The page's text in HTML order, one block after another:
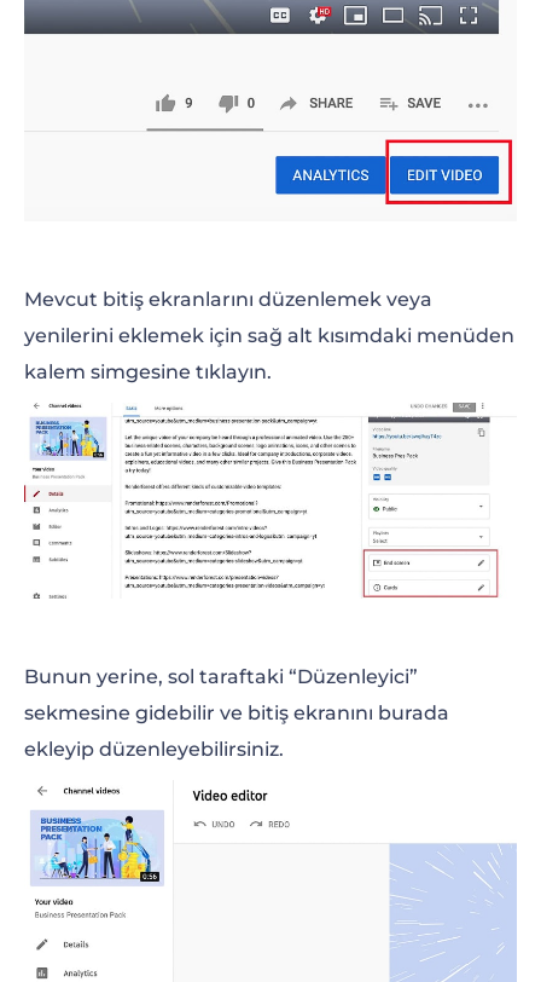
Mevcut bitiş ekranlarını düzenlemek veya
yenilerini eklemek için sağ alt kısımdaki menüden
kalem simgesine tıklayın.
Bunun yerine, sol taraftaki “Düzenleyici”
sekmesine gidebilir ve bitiş ekranını burada
ekleyip düzenleyebilirsiniz.